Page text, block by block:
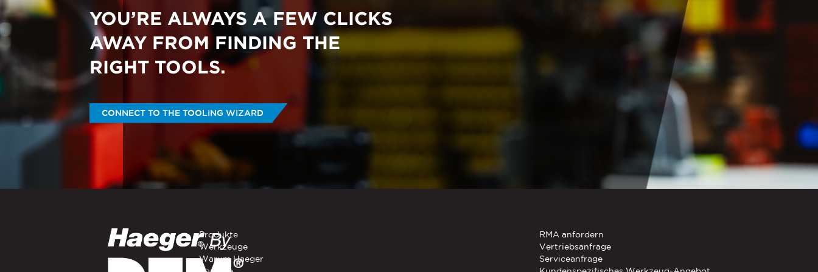
YOU’RE ALWAYS A FEW CLICKS
AWAY FROM FINDING THE
RIGHT TOOLS.
CONNECT TO THE TOOLING WIZARD
kontaktiert werden möchten:
ICH STIMME ZU, ANDERE BENACHRICHTIGUNGEN VON PENNENGINEERING ZU ERHALTEN.
Sie können diese Benachrichtigungen jederzeit abbestellen. Weitere Informationen zum Abbestellen, zu
unseren Datenschutzverfahren und dazu, wie wir Ihre Privatsphäre schützen und respektieren, finden Sie in
unserer Datenschutzrichtlinie.
personenbezogenen Daten speichert und verarbeitet, um Ihnen die angeforderten Inhalte bereitzustellen.
Produkte
Werkzeuge
Warum Haeger
RMA anfordern
Vertriebsanfrage
Serviceanfrage